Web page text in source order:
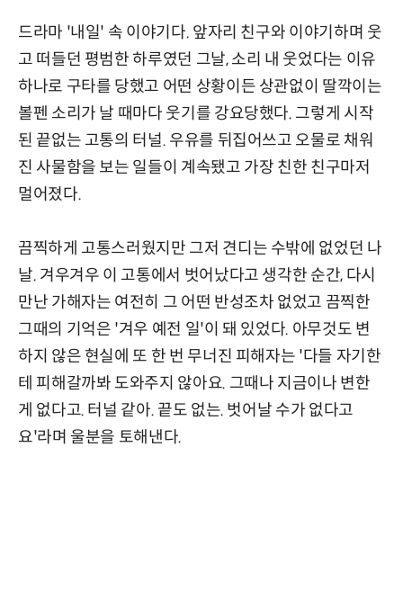
드라마 '내일' 속 이야기다. 앞자리 친구와 이야기하며 웃
고 떠들던 평범한 하루였던 그날, 소리 내 웃었다는 이유
하나로 구타를 당했고 어떤 상황이든 상관없이 딸깍이는
볼펜 소리가 날 때마다 웃기를 강요당했다. 그렇게 시작
된 끝없는 고통의 터널. 우유를 뒤집어쓰고 오물로 채워
진 사물함을 보는 일들이 계속됐고 가장 친한 친구마저
멀어졌다.
끔찍하게 고통스러웠지만 그저 견디는 수밖에 없었던 나
날. 겨우겨우 이 고통에서 벗어났다고 생각한 순간, 다시
만난 가해자는 여전히 그 어떤 반성조차 없었고 끔찍한
그때의 기억은 '겨우 예전 일'이 돼 있었다. 아무것도 변
하지 않은 현실에 또 한 번 무너진 피해자는 '다들 자기한
테 피해갈까봐 도와주지 않아요. 그때나 지금이나 변한
게 없다고. 터널 같아. 끝도 없는. 벗어날 수가 없다고
요'라며 울분을 토해낸다.